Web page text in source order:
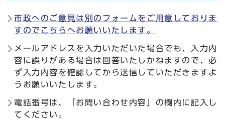
市政へのご意見は別のフォームをご用意しておりま
すのでこちらへお願いいたします。
メールアドレスを入力いただいた場合でも、入力内
容に誤りがある場合は回答いたしかねますので、必
ず入力内容を確認してから送信していただきますよ
うお願いいたします。
電話番号は、「お問い合わせ内容」の欄内に記入し
てください。